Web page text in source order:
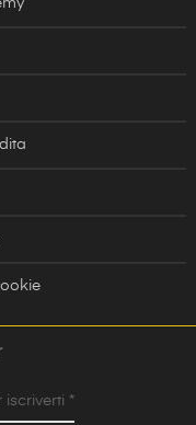
iscriverti *